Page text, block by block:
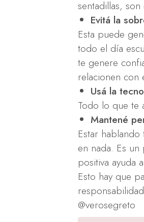
sentadillas,
Evitá la
Esta puede
todo el día
te genere
relacionen con
Usá la
Todo lo que te
Mantené
Estar
en nada. Es
positiva ayuda
Esto hay que
@verosegreto